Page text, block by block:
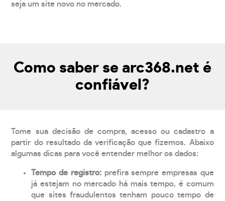
seja um site novo no mercado.
Como saber se arc368.net é
confiável?
Tome sua decisão de compra, acesso ou cadastro a
partir do resultado da verificação que fizemos. Abaixo
algumas dicas para você entender melhor os dados:
Tempo de registro: prefira sempre empresas que
já estejam no mercado há mais tempo, é comum
que sites fraudulentos tenham pouco tempo de